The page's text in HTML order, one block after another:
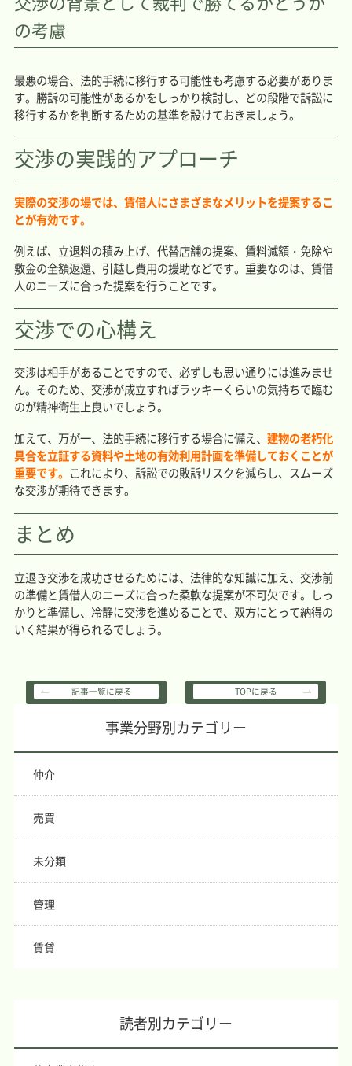
の考慮
最悪の場合、法的手続に移行する可能性も考慮する必要がありま
す。勝訴の可能性があるかをしっかり検討し、どの段階で訴訟に
移行するかを判断するための基準を設けておきましょう。
交渉の実践的アプローチ
実際の交渉の場では、賃借人にさまざまなメリットを提案するこ
とが有効です。
例えば、立退料の積み上げ、代替店舗の提案、賃料減額・免除や
敷金の全額返還、引越し費用の援助などです。重要なのは、賃借
人のニーズに合った提案を行うことです。
交渉での心構え
交渉は相手があることですので、必ずしも思い通りには進みませ
ん。そのため、交渉が成立すればラッキーくらいの気持ちで臨む
のが精神衛生上良いでしょう。
加えて、万が一、法的手続に移行する場合に備え、 建物の老朽化
具合を立証する資料や土地の有効利用計画を準備しておくことが
重要です。 これにより、訴訟での敗訴リスクを減らし、スムーズ
な交渉が期待できます。
まとめ
立退き交渉を成功させるためには、法律的な知識に加え、交渉前
の準備と賃借人のニーズに合った柔軟な提案が不可欠です。しっ
かりと準備し、冷静に交渉を進めることで、双方にとって納得の
いく結果が得られるでしょう。
記事一覧に戻る TOPに戻る
事業分野別カテゴリー
仲介
売買
未分類
管理
賃貸
読者別カテゴリー